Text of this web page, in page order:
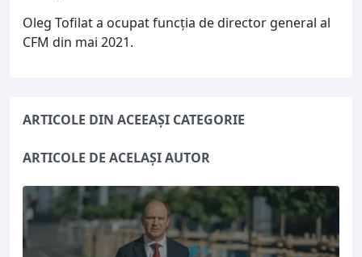
Oleg Tofilat a ocupat funcția de director general al
CFM din mai 2021.
ARTICOLE DIN ACEEAȘI CATEGORIE
ARTICOLE DE ACELAȘI AUTOR